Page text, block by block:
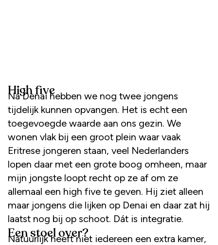
High five
Na Denai hebben we nog twee jongens
tijdelijk kunnen opvangen. Het is echt een
toegevoegde waarde aan ons gezin. We
wonen vlak bij een groot plein waar vaak
Eritrese jongeren staan, veel Nederlanders
lopen daar met een grote boog omheen, maar
mijn jongste loopt recht op ze af om ze
allemaal een high five te geven. Hij ziet alleen
maar jongens die lijken op Denai en daar zat hij
laatst nog bij op schoot. Dát is integratie.
Een stoel over?
Natuurlijk heeft niet iedereen een extra kamer,